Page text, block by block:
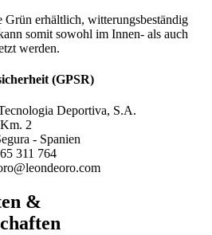
Grün erhältlich, witterungsbeständig
somit sowohl im Innen- als auch
werden.
(GPSR)
Deportiva, S.A.
2
- Spanien
311 764
&